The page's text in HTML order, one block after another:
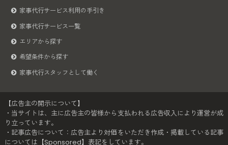
家事代行サービス利用の手引き
家事代行サービス一覧
エリアから探す
希望条件から探す
家事代行スタッフとして働く
【広告主の開示について】
・当サイトは、主に広告主の皆様から支払われる広告収入により運営が成
り立っています。
・記事広告について：広告主より対価をいただき作成・掲載している記事
については【Sponsored】表記をしています。